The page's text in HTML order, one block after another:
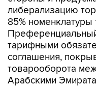
либерализацию
85% номенклатуры
тарифными
соглашения,
товарооборота
Арабскими